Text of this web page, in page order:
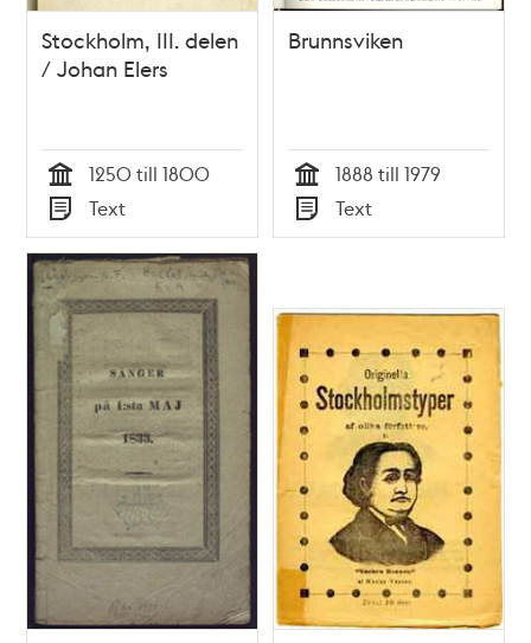
Stockholm, III. delen
/ Johan Elers
Tid
1250 till 1800
Typ
Text
Brunnsviken
Tid
1888 till 1979
Typ
Text